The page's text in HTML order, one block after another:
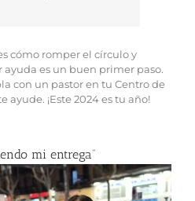
cómo romper el círculo y
ayuda es un buen primer paso.
con un pastor en tu Centro de
ayude. ¡Este 2024 es tu año!
mi entrega”